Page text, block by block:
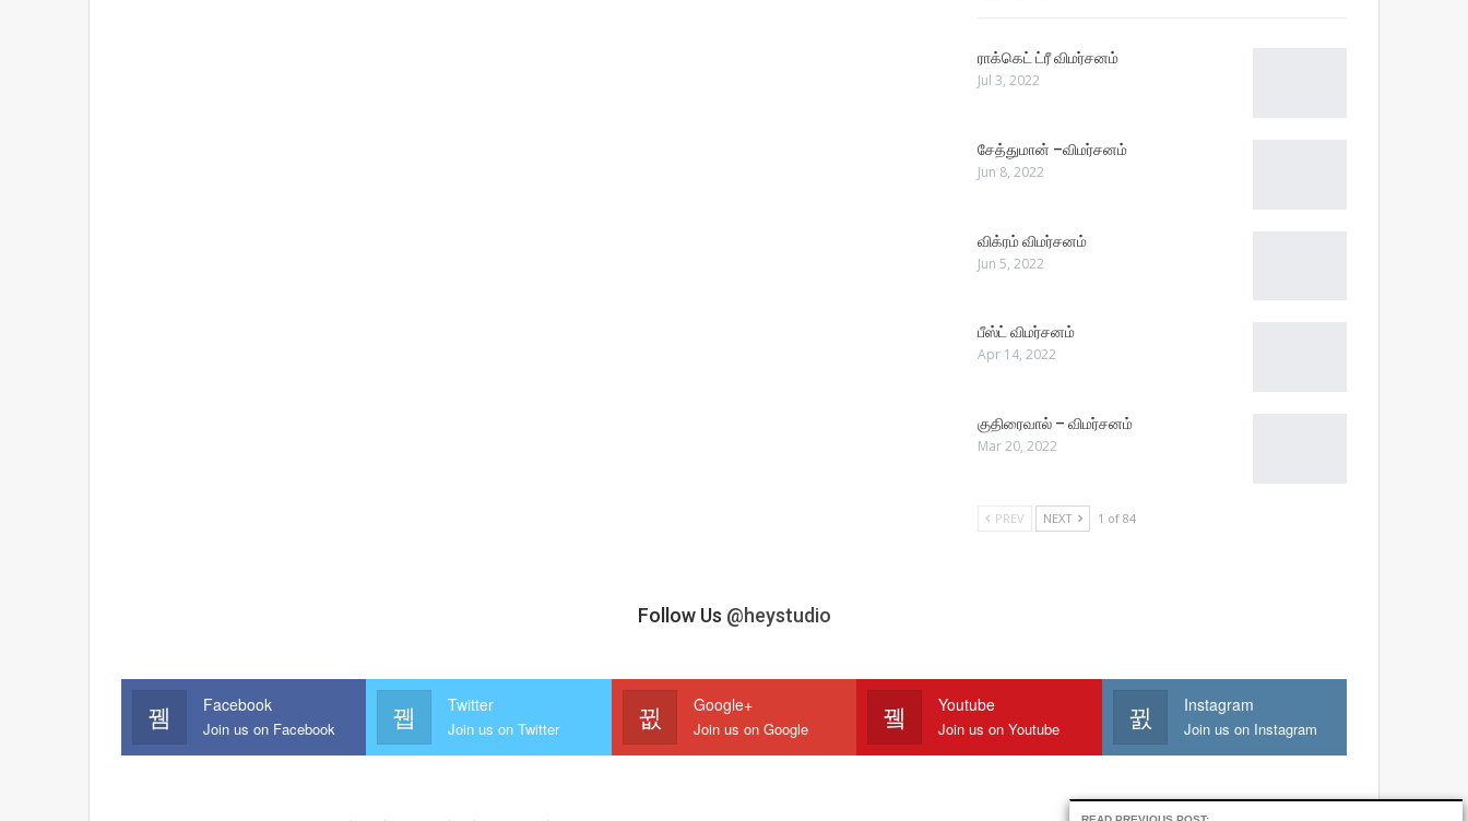
ராக்கெட் ட்ரீ விமர்சனம்
Jul 3, 2022
சேத்துமான் –விமர்சனம்
Jun 8, 2022
விக்ரம் விமர்சனம்
Jun 5, 2022
பீஸ்ட் விமர்சனம்
Apr 14, 2022
குதிரைவால் – விமர்சனம்
Mar 20, 2022
PREV NEXT 1 of 84
Follow Us @heystudio
Facebook
Join us on Facebook
Twitter
Join us on Twitter
Google+
Join us on Google
Youtube
Join us on Youtube
Instagram
Join us on Instagram